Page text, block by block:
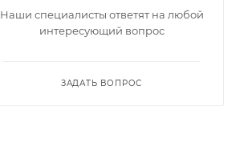
Наши специалисты ответят на любой
интересующий вопрос
ЗАДАТЬ ВОПРОС